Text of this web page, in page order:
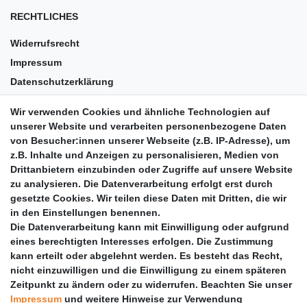
RECHTLICHES
Widerrufsrecht
Impressum
Datenschutzerklärung
Barrierefreiheit
Anleitungen
Vertrag widerrufen
PARTNER
DHL
GLS
PaketPLUS
Wir verwenden Cookies und ähnliche Technologien auf
unserer Website und verarbeiten personenbezogene Daten
von Besucher:innen unserer Webseite (z.B. IP-Adresse), um
z.B. Inhalte und Anzeigen zu personalisieren, Medien von
Drittanbietern einzubinden oder Zugriffe auf unsere Website
zu analysieren. Die Datenverarbeitung erfolgt erst durch
gesetzte Cookies. Wir teilen diese Daten mit Dritten, die wir
in den Einstellungen benennen.
Die Datenverarbeitung kann mit Einwilligung oder aufgrund
eines berechtigten Interesses erfolgen. Die Zustimmung
kann erteilt oder abgelehnt werden. Es besteht das Recht,
nicht einzuwilligen und die Einwilligung zu einem späteren
Zeitpunkt zu ändern oder zu widerrufen. Beachten Sie unser
Impressum und weitere Hinweise zur Verwendung